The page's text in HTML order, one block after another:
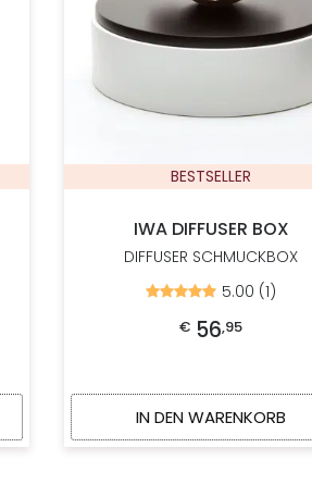
BESTSELLER
IWA DIFFUSER BOX
DIFFUSER SCHMUCKBOX
Bewertet
5.00
von
5.00 (1)
€ 56,95
IN DEN WARENKORB